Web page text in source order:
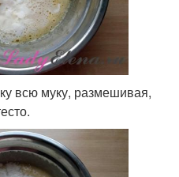
всю муку, размешивая,